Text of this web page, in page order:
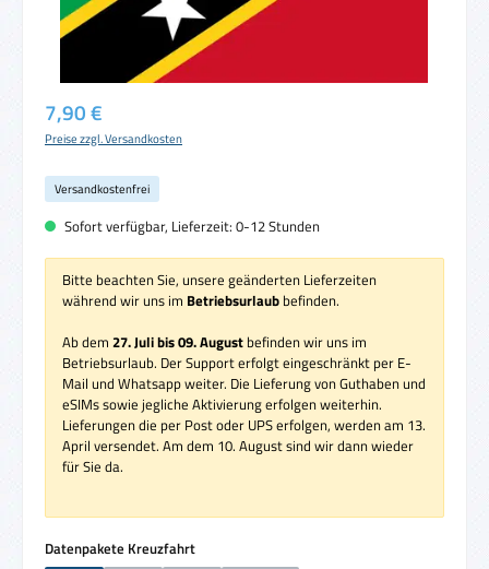
Regulärer Preis:
7,90 €
Preise zzgl. Versandkosten
Versandkostenfrei
Sofort verfügbar, Lieferzeit: 0-12 Stunden
Bitte beachten Sie, unsere geänderten Lieferzeiten
während wir uns im Betriebsurlaub befinden.
Ab dem 27. Juli bis 09. August befinden wir uns im
Betriebsurlaub. Der Support erfolgt eingeschränkt per E-
Mail und Whatsapp weiter. Die Lieferung von Guthaben und
eSIMs sowie jegliche Aktivierung erfolgen weiterhin.
Lieferungen die per Post oder UPS erfolgen, werden am 13.
April versendet. Am dem 10. August sind wir dann wieder
für Sie da.
Datenpakete Kreuzfahrtauswählen